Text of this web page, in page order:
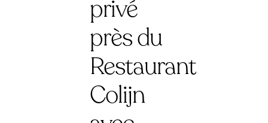
privé
près du
Restaurant
Colijn